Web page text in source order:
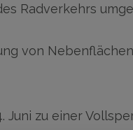
Radverkehrs
von
Juni zu einer